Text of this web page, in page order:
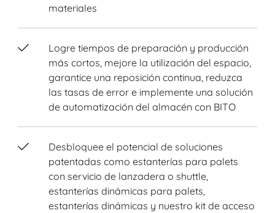
materiales
Logre tiempos de preparación y producción
más cortos, mejore la utilización del espacio,
garantice una reposición continua, reduzca
las tasas de error e implemente una solución
de automatización del almacén con BITO
Desbloquee el potencial de soluciones
patentadas como estanterías para palets
con servicio de lanzadera o shuttle,
estanterías dinámicas para palets,
estanterías dinámicas y nuestro kit de acceso